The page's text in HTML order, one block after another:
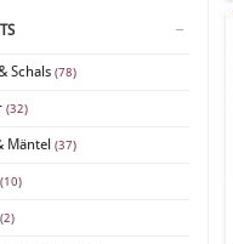
Schals (78)
(32)
Mäntel (37)
(10)
(2)